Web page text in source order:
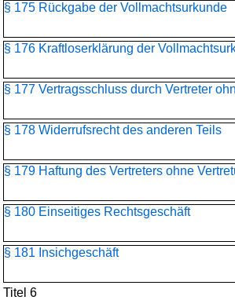
§ 175 Rückgabe der Vollmachtsurkunde
§ 176 Kraftloserklärung der
§ 177 Vertragsschluss durch Vertreter
§ 178 Widerrufsrecht des anderen Teils
§ 179 Haftung des Vertreters ohne
§ 180 Einseitiges Rechtsgeschäft
§ 181 Insichgeschäft
Titel 6